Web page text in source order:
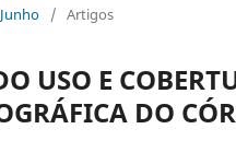
/ Artigos
USO E
DO